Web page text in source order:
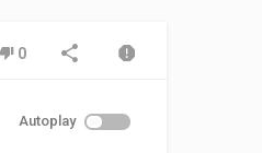
0
Autoplay